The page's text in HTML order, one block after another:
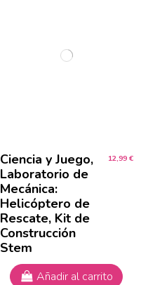
Ciencia y Juego,
Laboratorio de
Mecánica:
Helicóptero de
Rescate, Kit de
Construcción
Stem
12,99 €
Añadir al carrito